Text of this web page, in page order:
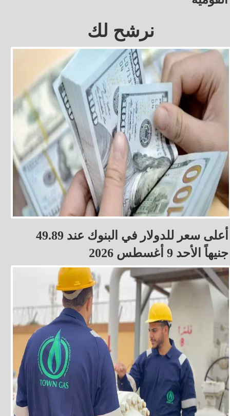
نرشح لك
أعلى سعر للدولار في البنوك عند 49.89
جنيهاً الأحد 9 أغسطس 2026